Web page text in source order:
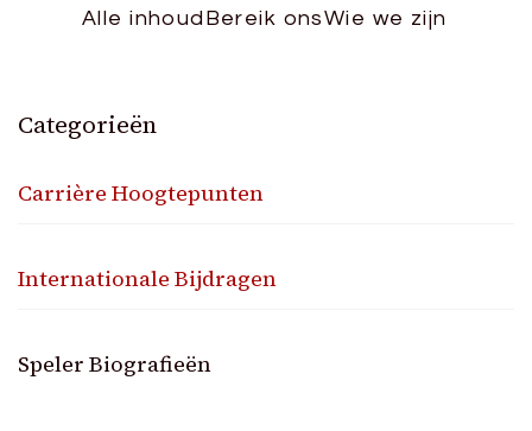
Alle inhoud Bereik onsWie we zijn
Categorieën
Carrière Hoogtepunten
Internationale Bijdragen
Speler Biografieën